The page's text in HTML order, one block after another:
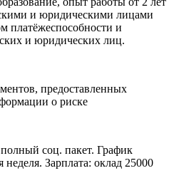
и юридическими лицами
платёжеспособности и
и юридических лиц.
предоставленных
о риске
соц. пакет. График
неделя. Зарплата: оклад 25000